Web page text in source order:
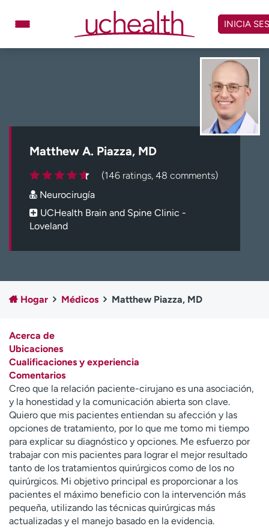
contenido
Carreras
Inicie sesión en My Health Connection
Acerca de UCHealth
Clases y eventos
Empleados
Profesionales
Contáctenos
A
y
ú
d
a
m
e
a
e
n
c
o
INICIA
Matthew A. Piazza, MD
(146 ratings, 48 comments)
Neurocirugía
UCHealth Brain and Spine Clinic -
Loveland
Hogar Médicos Matthew Piazza, MD
Acerca de
Ubicaciones
Cualificaciones y experiencia
Comentarios
Creo que la relación paciente-cirujano es una asociación,
y la honestidad y la comunicación abierta son clave.
Quiero que mis pacientes entiendan su afección y las
opciones de tratamiento, por lo que me tomo mi tiempo
para explicar su diagnóstico y opciones. Me esfuerzo por
trabajar con mis pacientes para lograr el mejor resultado
tanto de los tratamientos quirúrgicos como de los no
quirúrgicos. Mi objetivo principal es proporcionar a los
pacientes el máximo beneficio con la intervención más
pequeña, utilizando las técnicas quirúrgicas más
actualizadas y el manejo basado en la evidencia.